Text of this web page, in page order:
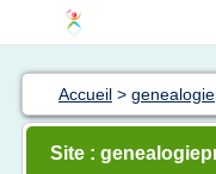
Accueil >
Site :